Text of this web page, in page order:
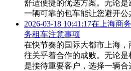
舒适便捷的优选方案。无论是
一辆可靠的包车能让您避开公
2026-03-18 10:41:17在上海商
务租车注意事项
在快节奏的国际大都市上海
往关乎着合作的成败。无论
是接待重要客户，选择一辆合